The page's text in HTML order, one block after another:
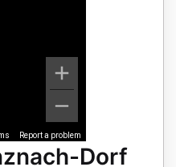
Report a problem
Dorf